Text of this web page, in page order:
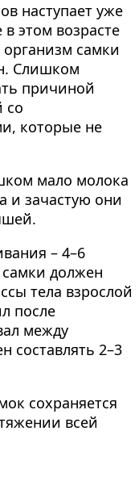
наступает уже
этом возрасте
самки
Слишком
причиной
со
которые не
мало молока
и зачастую они
– 4–6
должен
тела взрослой
после
между
составлять 2–3
сохраняется
всей